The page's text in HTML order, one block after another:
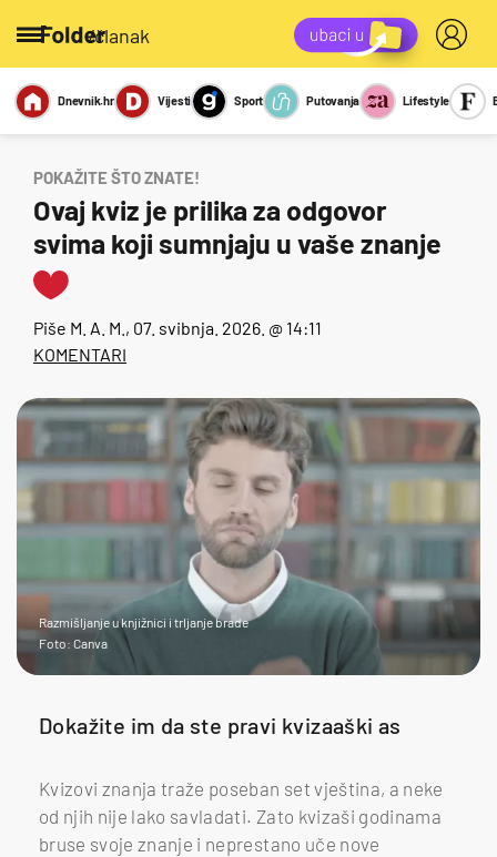
/članak
Miks Kviz
Report
Sexy
Dnevnik.hr Vijesti Sport Putovanja Lifestyle
POKAŽITE ŠTO ZNATE!
Ovaj kviz je prilika za odgovor
svima koji sumnjaju u vaše znanje
Piše M. A. M. , 07. svibnja. 2026. @ 14:11
KOMENTARI
Razmišljanje u knjižnici i trljanje brade
Foto: Canva
Dokažite im da ste pravi kvizaaški as
Kvizovi znanja traže poseban set vještina, a neke
od njih nije lako savladati. Zato kvizaši godinama
bruse svoje znanje i neprestano uče nove